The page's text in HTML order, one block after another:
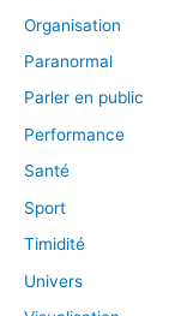
Organisation
Paranormal
Parler en public
Performance
Santé
Sport
Timidité
Univers